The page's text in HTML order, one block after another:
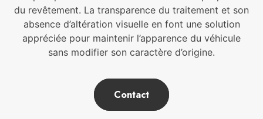
du revêtement. La transparence du traitement et son
absence d’altération visuelle en font une solution
appréciée pour maintenir l’apparence du véhicule
sans modifier son caractère d’origine.
Contact